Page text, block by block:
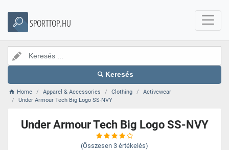
SPORTTOP.HU
Keresés
Home Apparel & Accessories Clothing
Activewear
Under Armour Tech Big Logo SS-NVY
Under Armour Tech Big Logo SS-NVY
(Összesen 3 értékelés)